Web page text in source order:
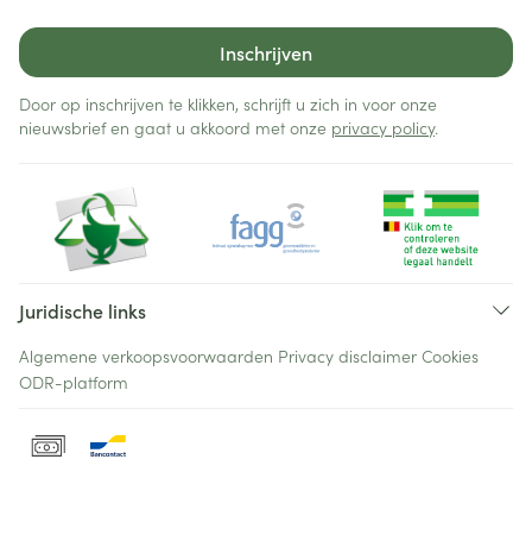
Inschrijven
Door op inschrijven te klikken, schrijft u zich in voor onze
nieuwsbrief en gaat u akkoord met onze privacy policy.
Juridische links
Algemene verkoopsvoorwaarden Privacy disclaimer Cookies
ODR-platform